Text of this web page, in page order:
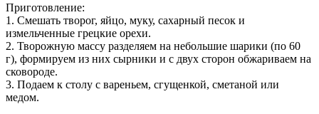
Приготовление:
1. Смешать творог, яйцо, муку, сахарный песок и
измельченные грецкие орехи.
2. Творожную массу разделяем на небольшие шарики (по 60
г), формируем из них сырники и с двух сторон обжариваем на
сковороде.
3. Подаем к столу с вареньем, сгущенкой, сметаной или
медом.